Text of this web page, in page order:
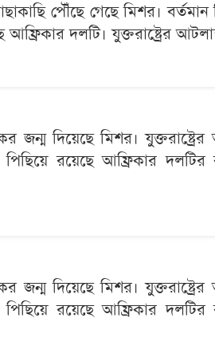
পৌঁছে গেছে মিশর। বর্তমান
দলটি। যুক্তরাষ্ট্রের
দিয়েছে মিশর। যুক্তরাষ্ট্রের
পিছিয়ে রয়েছে আফ্রিকার দলটির
দিয়েছে মিশর। যুক্তরাষ্ট্রের
পিছিয়ে রয়েছে আফ্রিকার দলটির